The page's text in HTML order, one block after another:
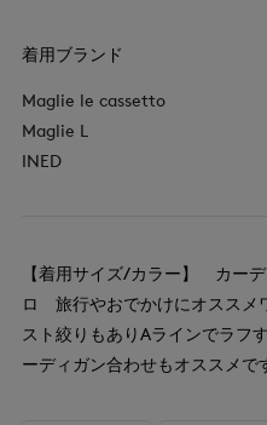
着用ブランド
Maglie le cassetto
Maglie L
INED
【着用サイズ/カラー】 カー
ロ 旅行やおでかけにオススメ
スト絞りもありAラインでラフ
ーディガン合わせもオススメで